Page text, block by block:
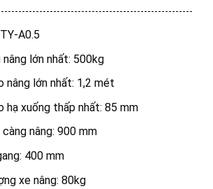
A0.5
lớn nhất: 500kg
nâng lớn nhất: 1,2 mét
hạ xuống thấp nhất: 85 mm
càng nâng: 900 mm
400 mm
xe nâng: 80kg